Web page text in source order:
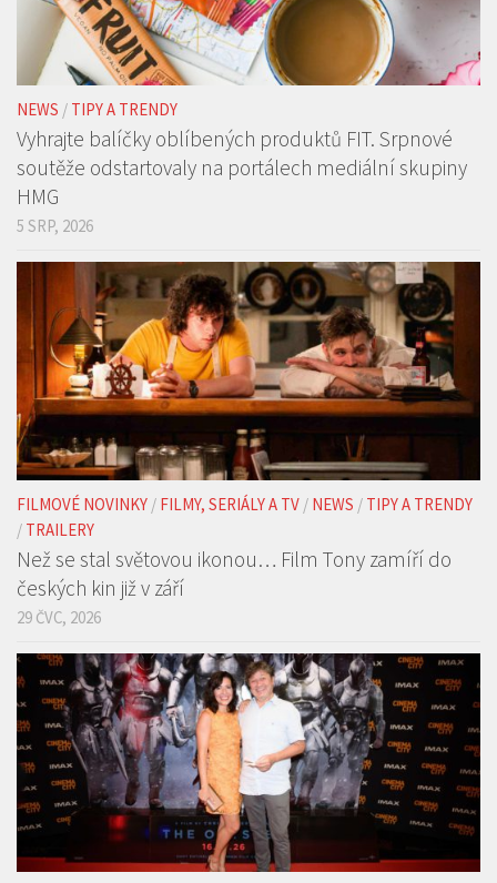
NEWS / TIPY A TRENDY
Vyhrajte balíčky oblíbených produktů FIT. Srpnové
soutěže odstartovaly na portálech mediální skupiny
HMG
5 SRP, 2026
FILMOVÉ NOVINKY / FILMY, SERIÁLY A TV / NEWS / TIPY A TRENDY
/ TRAILERY
Než se stal světovou ikonou… Film Tony zamíří do
českých kin již v září
29 ČVC, 2026